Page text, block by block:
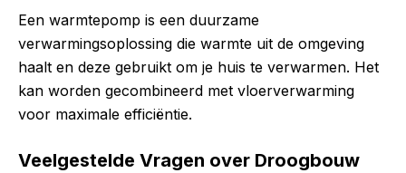
Een warmtepomp is een duurzame
verwarmingsoplossing die warmte uit de omgeving
haalt en deze gebruikt om je huis te verwarmen. Het
kan worden gecombineerd met vloerverwarming
voor maximale efficiëntie.
Veelgestelde Vragen over Droogbouw